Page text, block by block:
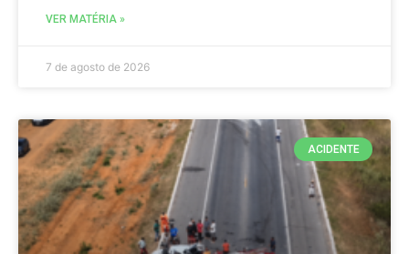
VER MATÉRIA »
7 de agosto de 2026
ACIDENTE